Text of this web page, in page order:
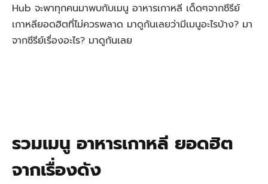
Hub จะพาทุกคนมาพบกับเมนู อาหารเกาหลี เด็ดๆจากซีรีย์
เกาหลียอดฮิตที่ไม่ควรพลาด มาดูกันเลยว่ามีเมนูอะไรบ้าง? มา
จากซีรีย์เรื่องอะไร? มาดูกันเลย
รวมเมนู อาหารเกาหลี ยอดฮิต
จากเรื่องดัง